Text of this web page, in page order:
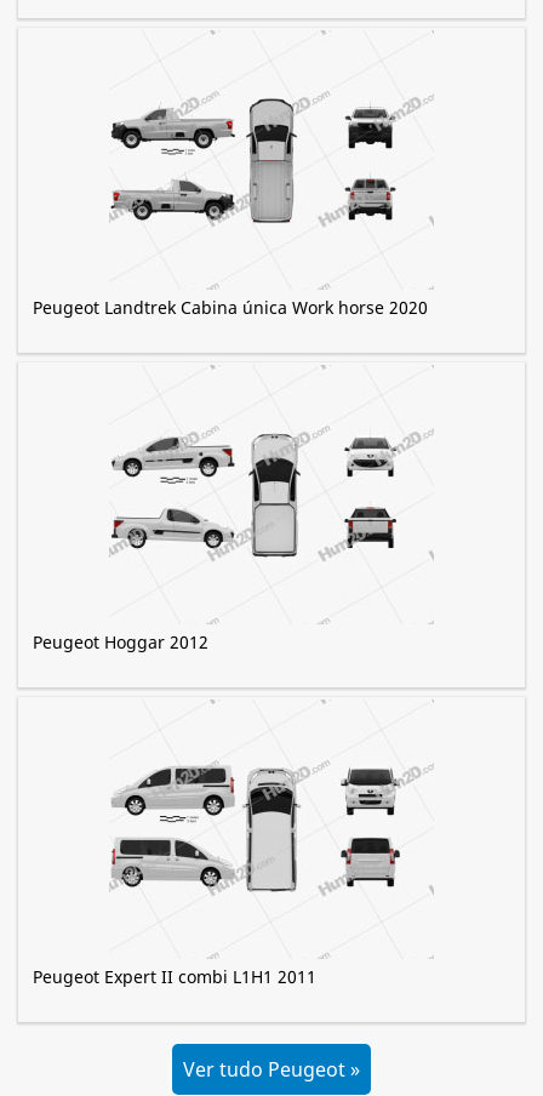
Peugeot Landtrek Cabina única Work horse 2020
Peugeot Hoggar 2012
Peugeot Expert II combi L1H1 2011
Ver tudo Peugeot »